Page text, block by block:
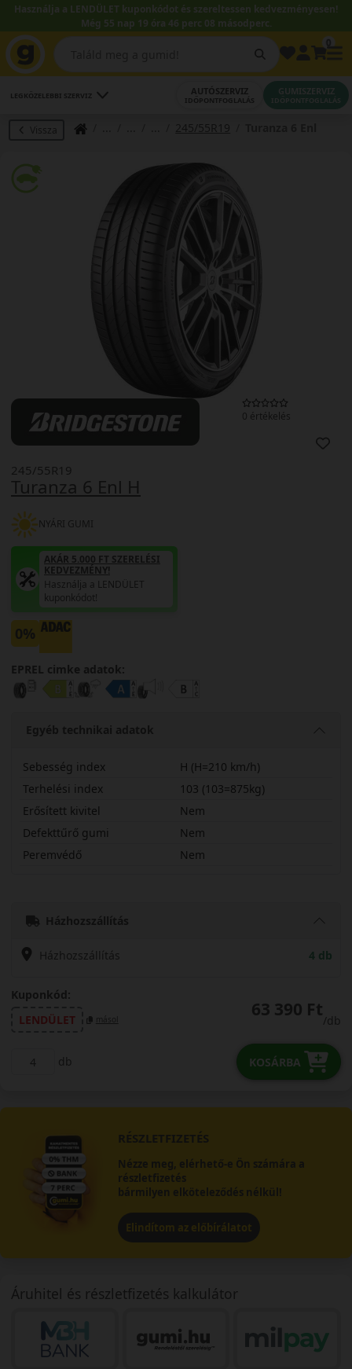
Használja a LENDÜLET kuponkódot és szereltessen kedvezményesen!
Még 55 nap 19 óra 46 perc 08 másodperc.
LEGKÖZELEBBI SZERVIZ AUTÓSZERVIZ
IDŐPONTFOGLALÁS
GUMISZERVIZ
IDŐPONTFOGLALÁS
Vissza 245/55R19
0 értékelés
Turanza 6 Enl H
245/55R19
NYÁRI GUMI
AKÁR 5.000 FT SZERELÉSI
KEDVEZMÉNY!
Használja a LENDÜLET
kuponkódot!
0%
EPREL cimke adatok:
Egyéb technikai adatok
Sebesség index
H (H=210 km/h)
Terhelési index
103 (103=875kg)
Erősített kivitel
Nem
Defekttűrő gumi
Nem
Peremvédő
Nem
Házhozszállítás
Házhozszállítás 4 db
Kuponkód:
LENDÜLET
másol 63 390 Ft
/db
db KOSÁRBA
RÉSZLETFIZETÉS
Nézze meg, elérhető-e Ön számára a
részletfizetés
bármilyen elköteleződés nélkül!
Elindítom az előbírálatot
Áruhitel és részletfizetés kalkulátor